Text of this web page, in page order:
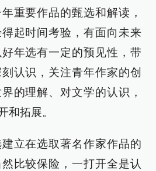
重要作品的甄选和解读，
起时间考验，有面向未来
年选有一定的预见性，带
认识，关注青年作家的创
的理解、对文学的认识，
和拓展。
立在选取著名作家作品的
比较保险，一打开全是认